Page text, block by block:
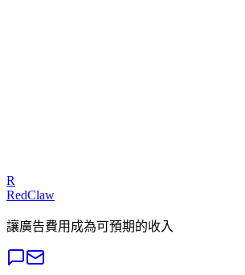
R
RedClaw
讓廣告費用成為可預期的收入